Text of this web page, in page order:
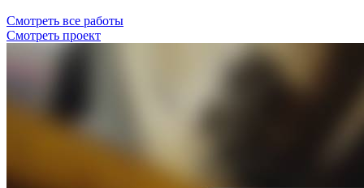
Смотреть все работы
Смотреть проект